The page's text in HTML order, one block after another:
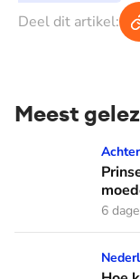
Deel dit artikel:
Meest
Prinses Amalia
6
Hoe koning